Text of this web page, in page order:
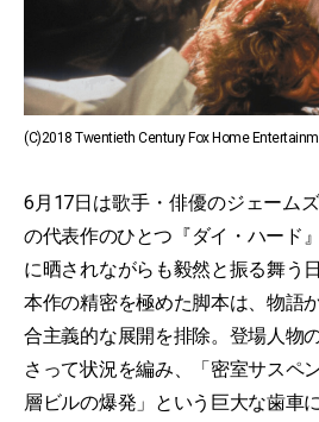
(C)2018 Twentieth Century Fox Home
6月17日は歌手・俳優のジェーム
の代表作のひとつ『ダイ・ハード
に晒されながらも毅然と振る舞う
本作の精密を極めた脚本は、物語
合主義的な展開を排除。登場人物
さって状況を編み、「密室サスペ
層ビルの爆発」という巨大な歯車